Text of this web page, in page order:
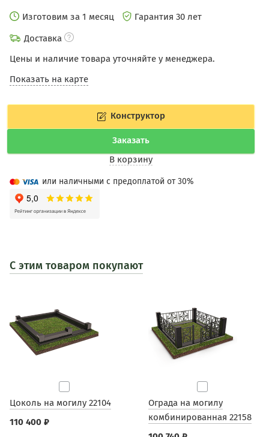
Изготовим за 1 месяц
Гарантия 30 лет
Доставка
Цены и наличие товара уточняйте у менеджера.
Показать на карте
Конструктор
Заказать
В корзину
или наличными с предоплатой от 30%
С этим товаром покупают
Цоколь на могилу 22104
110 400 ₽
Ограда на могилу
комбинированная 22158